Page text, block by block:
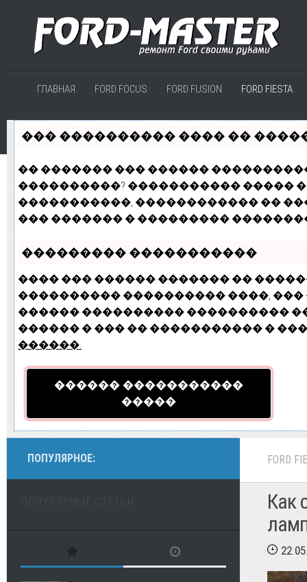
ГЛАВНАЯ FORD FOCUS FORD FUSION FORD FIESTA
��� ���������� ���� ��
�� ������� ��� ������
����������? ����������� �����
�����������, ������������ ��
��� ������� � ���������
��������� �����������
���� ��� ������ ������� ��
���������� ���������� ����,
������ ���������� ����������
������ � ��� �� ����������� �
������.
������ �����������
�����
FORD
Как
ПОПУЛЯРНОЕ: